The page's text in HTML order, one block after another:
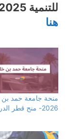
للتنمية 2025 (منحة ممولة بالكامل)
هنا
منحة جامعة حمد بن
2026- منح قطر الدراسية